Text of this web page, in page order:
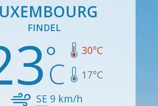
FINDEL
30°C
17°C
SE 9 km/h